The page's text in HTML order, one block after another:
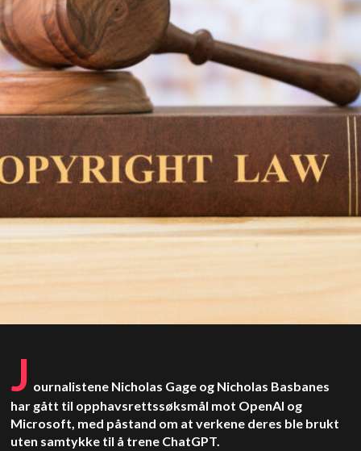
J ournalistene Nicholas Gage og Nicholas Basbanes
har gått til opphavsrettssøksmål mot OpenAI og
Microsoft, med påstand om at verkene deres ble brukt
uten samtykke til å trene ChatGPT.